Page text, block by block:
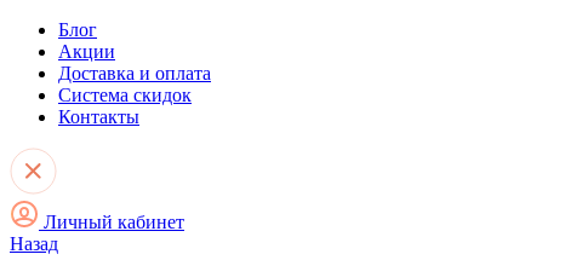
Блог
Акции
Доставка и оплата
Система скидок
Контакты
Личный кабинет
Назад